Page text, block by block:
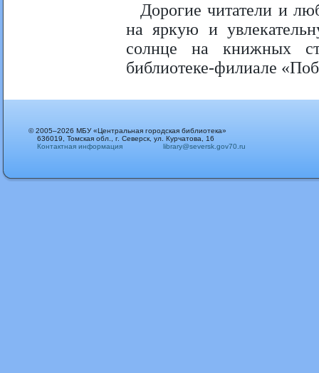
Дорогие читатели и
на яркую и
солнце на книжных
библиотеке-филиале
© 2005–2026 МБУ «Центральная городская библиотека»
636019, Томская обл., г. Северск, ул. Курчатова, 16
Контактная информация
library@seversk.gov70.ru